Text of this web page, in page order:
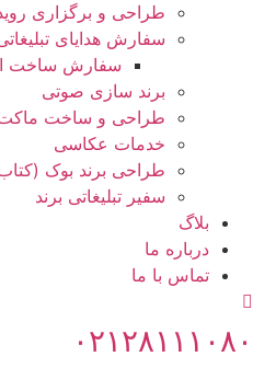
طراحی و برگزاری
سفارش هدایای
سفارش ساخت
برند سازی صوتی
طراحی و ساخت
خدمات عکاسی
طراحی برند بوک
سفیر تبلیغاتی برند
بلاگ
درباره ما
تماس با ما
۰۲۱۲۸۱۱۱۰۸۰